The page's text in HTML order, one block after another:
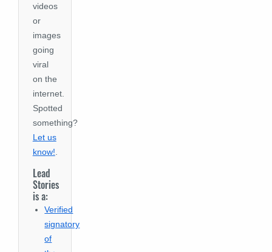
videos
or
images
going
viral
on the
internet.
Spotted
something?
Let us
know!
Lead
Stories
is a:
Verified
signatory
of